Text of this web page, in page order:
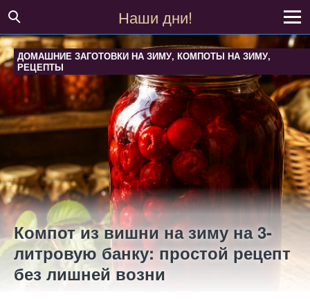
Наши дни!
ДОМАШНИЕ ЗАГОТОВКИ НА ЗИМУ, КОМПОТЫ НА ЗИМУ,
РЕЦЕПТЫ
Компот из вишни на зиму на 3-
литровую банку: простой рецепт
без лишней возни